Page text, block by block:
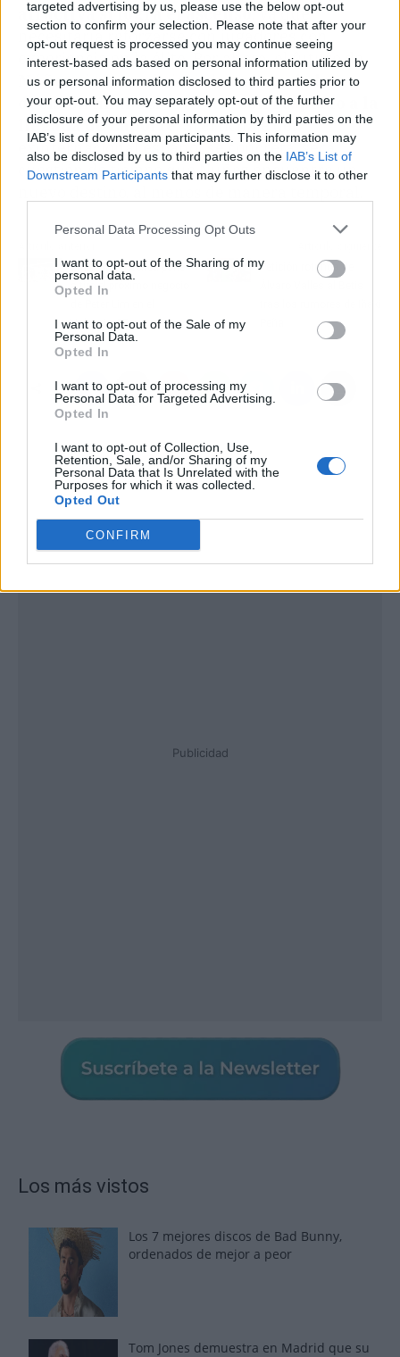
targeted advertising by us, please use the below opt-out
section to confirm your selection. Please note that after your
opt-out request is processed you may continue seeing
interest-based ads based on personal information utilized by
us or personal information disclosed to third parties prior to
your opt-out. You may separately opt-out of the further
disclosure of your personal information by third parties on the
IAB’s list of downstream participants. This information may
also be disclosed by us to third parties on the IAB’s List of
Downstream Participants that may further disclose it to other
Personal Data Processing Opt Outs
I want to opt-out of the Sharing of my
personal data.
Opted In
I want to opt-out of the Sale of my
Personal Data.
Opted In
I want to opt-out of processing my
Personal Data for Targeted Advertising.
Opted In
I want to opt-out of Collection, Use,
Retention, Sale, and/or Sharing of my
Personal Data that Is Unrelated with the
Purposes for which it was collected.
Opted Out
CONFIRM
atractiva si logra el ascenso, ya que
necesitaría reforzarse con jugadores con
experiencia en la élite. Por ahora, el futuro de
Núñezsigue en el aire, a laespera de la
decisión final delAthleticcon respecto a la
llegada de Laporte. Si el fichaje del
exinternacional español se concreta, será
cuestión de tiempo que Núñez encuentre un
Enzo Barrenechea pone
a tiro el próximo negocio
Valencia CF
Petición rotunda de
Publicidad
Los más vistos
Los 7 mejores discos de Bad Bunny,
ordenados de mejor a peor
Tom Jones demuestra en Madrid que su